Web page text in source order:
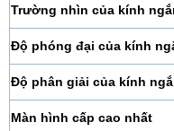
Trường nhìn của kính
Độ phóng đại của kính
Độ phân giải của kính
Màn hình cấp cao nhất